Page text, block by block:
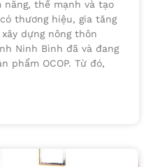
thế mạnh và tạo
thương hiệu, gia tăng
dựng nông thôn
Ninh Bình đã và đang
phẩm OCOP. Từ đó,